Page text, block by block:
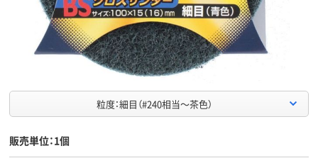
粒度：細目（#240相当～茶色）
販売単位：1個